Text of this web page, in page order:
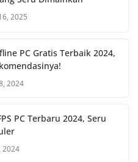
2025
PC Gratis Terbaik 2024,
2024
PC Terbaru 2024, Seru
2024